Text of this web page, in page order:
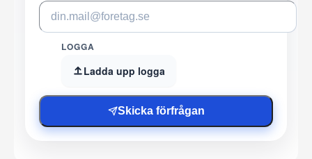
LOGGA
Ladda upp logga
Skicka förfrågan